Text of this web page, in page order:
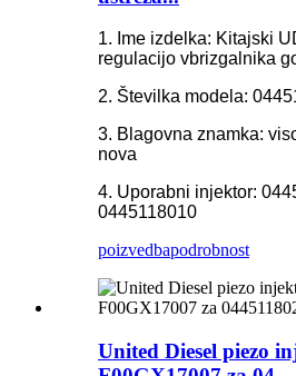
1. Ime izdelka: Kitajski
regulacijo vbrizgalnika
2. Številka modela:
3. Blagovna znamka:
nova
4. Uporabni injektor:
0445118010
poizvedbapodrobnost
United Diesel piezo